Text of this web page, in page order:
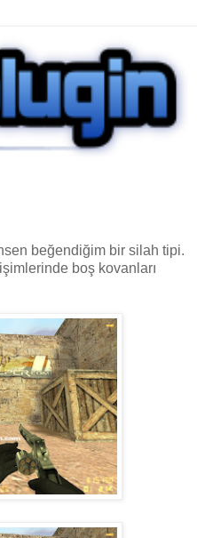
beğendiğim bir silah tipi.
boş kovanları